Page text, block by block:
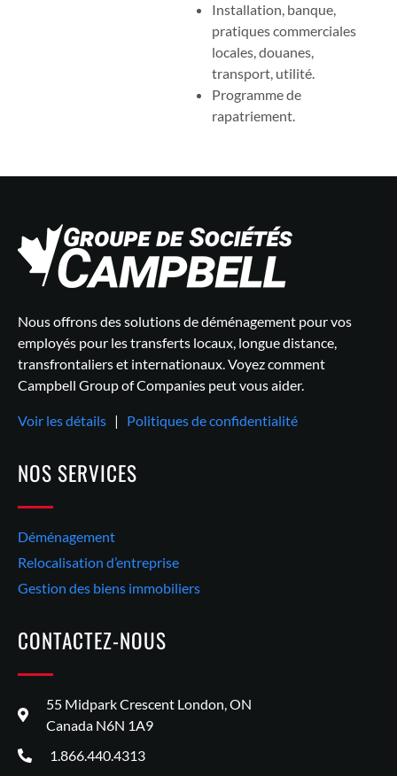
Installation, banque,
pratiques commerciales
locales, douanes,
transport, utilité.
Programme de
rapatriement.
Nous offrons des solutions de déménagement pour vos
employés pour les transferts locaux, longue distance,
transfrontaliers et internationaux. Voyez comment
Campbell Group of Companies peut vous aider.
Voir les détails | Politiques de confidentialité
NOS SERVICES
Déménagement
Relocalisation d’entreprise
Gestion des biens immobiliers
CONTACTEZ-NOUS
55 Midpark Crescent London, ON
Canada N6N 1A9
1.866.440.4313